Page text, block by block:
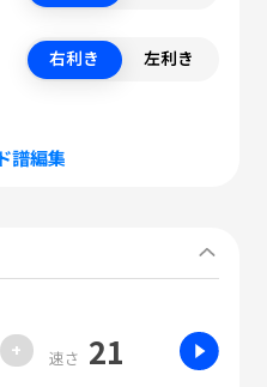
右利き 左利き
譜編集
+ 速さ 21